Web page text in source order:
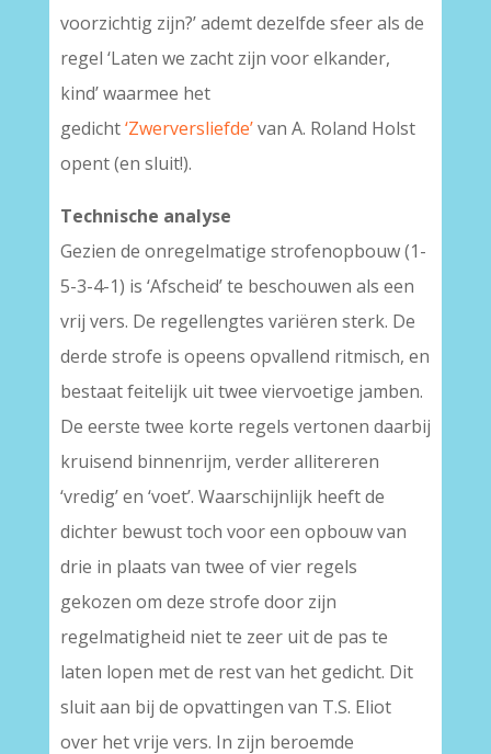
voorzichtig zijn?’ ademt dezelfde sfeer als de
regel ‘Laten we zacht zijn voor elkander,
kind’ waarmee het
gedicht‘Zwerversliefde’van A. Roland Holst
opent (en sluit!).
Technische analyse
Gezien de onregelmatige strofenopbouw (1-
5-3-4-1) is ‘Afscheid’ te beschouwen als een
vrij vers. De regellengtes variëren sterk. De
derde strofe is opeens opvallend ritmisch, en
bestaat feitelijk uit twee viervoetige jamben.
De eerste twee korte regels vertonen daarbij
kruisend binnenrijm, verder allitereren
‘vredig’ en ‘voet’. Waarschijnlijk heeft de
dichter bewust toch voor een opbouw van
drie in plaats van twee of vier regels
gekozen om deze strofe door zijn
regelmatigheid niet te zeer uit de pas te
laten lopen met de rest van het gedicht. Dit
sluit aan bij de opvattingen van T.S. Eliot
over het vrije vers. In zijn beroemde